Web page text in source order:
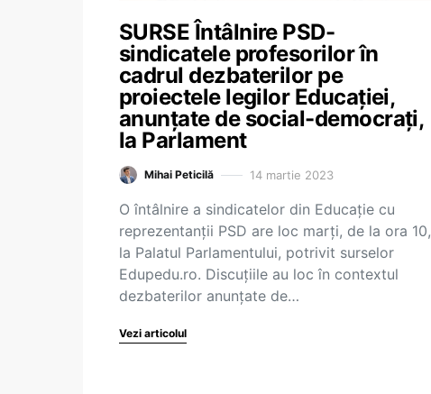
SURSE Întâlnire PSD-
sindicatele profesorilor în
cadrul dezbaterilor pe
proiectele legilor Educației,
anunțate de social-democrați,
la Parlament
Mihai Peticilă 14 martie 2023
O întâlnire a sindicatelor din Educație cu
reprezentanții PSD are loc marți, de la ora 10,
la Palatul Parlamentului, potrivit surselor
Edupedu.ro. Discuțiile au loc în contextul
dezbaterilor anunțate de…
Vezi articolul